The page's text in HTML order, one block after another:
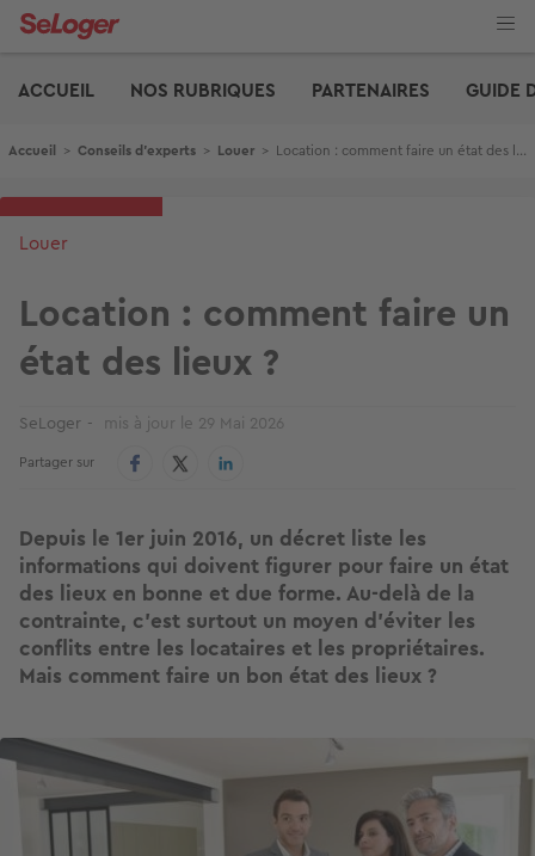
Aller
ACCUEIL
NOS RUBRIQUES PARTENAIRES GUIDE
Fil d'Ariane
Accueil > Conseils d'experts > Louer > Location : comment faire un état des lieux ?
Louer
Location : comment faire un
état des lieux ?
SeLoger mis à jour le 29 Mai 2026
Partager sur
Depuis le 1er juin 2016, un décret liste les
informations qui doivent figurer pour faire un état
des lieux en bonne et due forme. Au-delà de la
contrainte, c’est surtout un moyen d’éviter les
conflits entre les locataires et les propriétaires.
Mais comment faire un bon état des lieux ?
Image